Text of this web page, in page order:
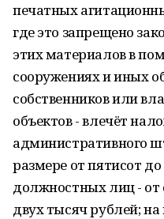
печатных
где это запрещено
этих материалов в
сооружениях и иных
собственников или
объектов - влечёт
административного
размере от пятисот
должностных лиц - от
двух тысяч рублей;